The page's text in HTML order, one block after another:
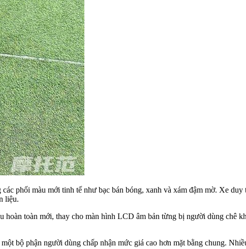
phối màu mới tinh tế như bạc bán bóng, xanh và xám đậm mờ. Xe
liệu.
toàn mới, thay cho màn hình LCD âm bản từng bị người dùng chê
bộ phận người dùng chấp nhận mức giá cao hơn mặt bằng chung.